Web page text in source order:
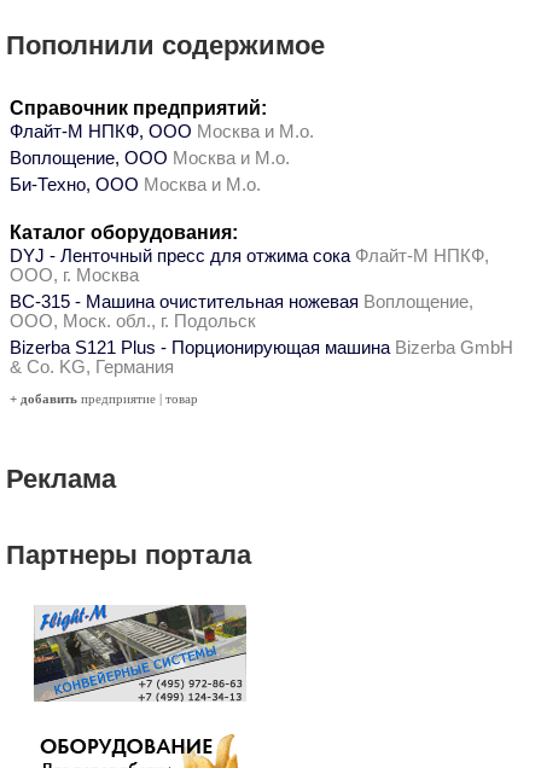
Пополнили содержимое
Справочник предприятий:
Флайт-М НПКФ, ООО Москва и М.о.
Воплощение, ООО Москва и М.о.
Би-Техно, ООО Москва и М.о.
Каталог оборудования:
DYJ - Ленточный пресс для отжима сока Флайт-М НПКФ,
ООО, г. Москва
ВС-315 - Машина очистительная ножевая Воплощение,
ООО, Моск. обл., г. Подольск
Bizerba S121 Plus - Порционирующая машина Bizerba GmbH
& Co. KG, Германия
+ добавить предприятие | товар
Реклама
Партнеры портала